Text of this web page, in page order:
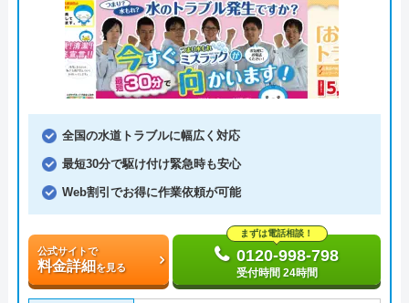
全国の水道トラブルに幅広く対応
最短30分で駆け付け緊急時も安心
Web割引でお得に作業依頼が可能
公式サイトで
料金詳細を見る
まずは電話相談！
0120-998-798
受付時間 24時間